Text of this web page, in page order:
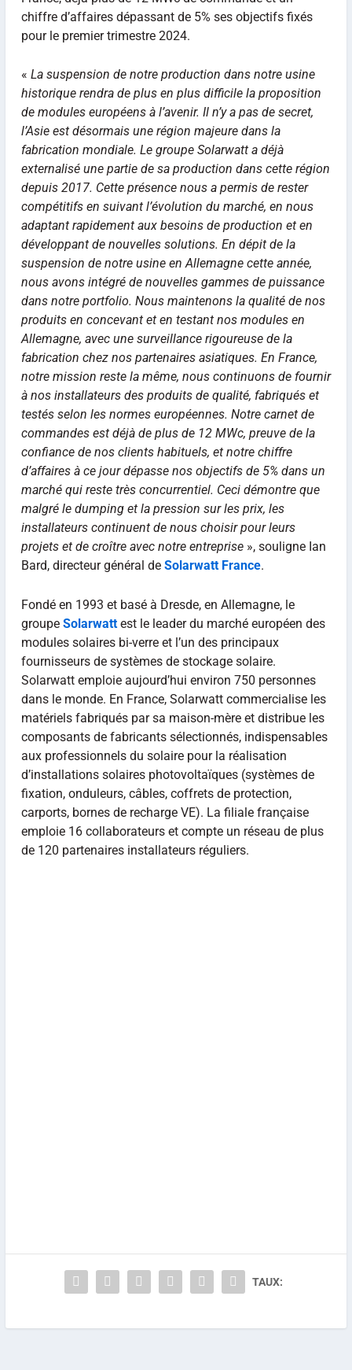
chiffre d’affaires dépassant de 5% ses objectifs fixés
pour le premier trimestre 2024.
« La suspension de notre production dans notre usine
historique rendra de plus en plus difficile la proposition
de modules européens à l’avenir. Il n’y a pas de secret,
l’Asie est désormais une région majeure dans la
fabrication mondiale. Le groupe Solarwatt a déjà
externalisé une partie de sa production dans cette région
depuis 2017. Cette présence nous a permis de rester
compétitifs en suivant l’évolution du marché, en nous
adaptant rapidement aux besoins de production et en
développant de nouvelles solutions. En dépit de la
suspension de notre usine en Allemagne cette année,
nous avons intégré de nouvelles gammes de puissance
dans notre portfolio. Nous maintenons la qualité de nos
produits en concevant et en testant nos modules en
Allemagne, avec une surveillance rigoureuse de la
fabrication chez nos partenaires asiatiques. En France,
notre mission reste la même, nous continuons de fournir
à nos installateurs des produits de qualité, fabriqués et
testés selon les normes européennes. Notre carnet de
commandes est déjà de plus de 12 MWc, preuve de la
confiance de nos clients habituels, et notre chiffre
d’affaires à ce jour dépasse nos objectifs de 5% dans un
marché qui reste très concurrentiel. Ceci démontre que
malgré le dumping et la pression sur les prix, les
installateurs continuent de nous choisir pour leurs
projets et de croître avec notre entreprise», souligne Ian
Bard, directeur général de Solarwatt France.
Fondé en 1993 et basé à Dresde, en Allemagne, le
groupe Solarwatt est le leader du marché européen des
modules solaires bi-verre et l’un des principaux
fournisseurs de systèmes de stockage solaire.
Solarwatt emploie aujourd’hui environ 750 personnes
dans le monde. En France, Solarwatt commercialise les
matériels fabriqués par sa maison-mère et distribue les
composants de fabricants sélectionnés, indispensables
aux professionnels du solaire pour la réalisation
d’installations solaires photovoltaïques (systèmes de
fixation, onduleurs, câbles, coffrets de protection,
carports, bornes de recharge VE). La filiale française
emploie 16 collaborateurs et compte un réseau de plus
de 120 partenaires installateurs réguliers.
TAUX: